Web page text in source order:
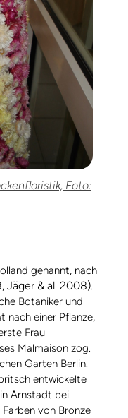
Foto:
genannt, nach
Jäger & al. 2008).
Botaniker und
nach einer Pflanze,
Frau
Malmaison zog.
Garten Berlin.
entwickelte
Arnstadt bei
von Bronze